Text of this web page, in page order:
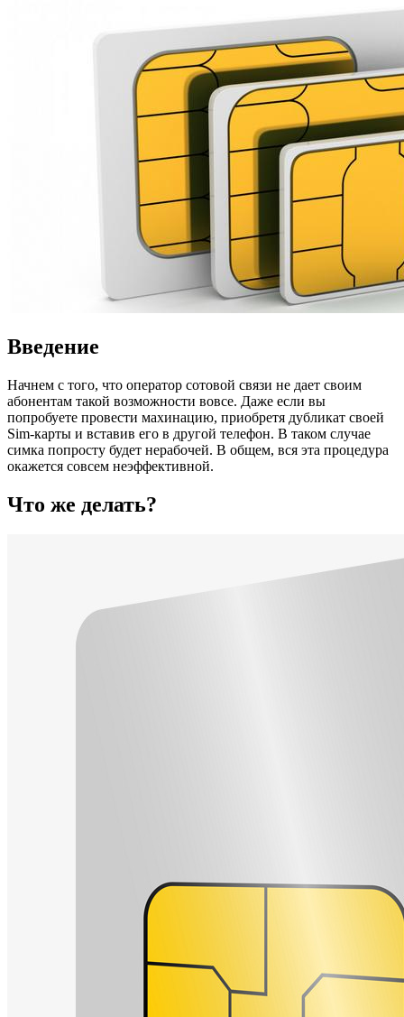
Введение
Начнем с того, что оператор сотовой связи не дает своим
абонентам такой возможности вовсе. Даже если вы
попробуете провести махинацию, приобретя дубликат своей
Sim-карты и вставив его в другой телефон. В таком случае
симка попросту будет нерабочей. В общем, вся эта процедура
окажется совсем неэффективной.
Что же делать?